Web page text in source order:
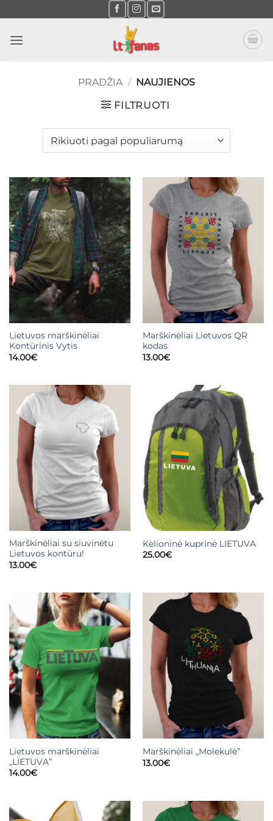
to
content
PRADŽIA / NAUJIENOS
FILTRUOTI
Lietuvos marškinėliai
Kontūrinis Vytis
14.00€
Marškinėliai Lietuvos QR
kodas
13.00€
Marškinėliai su siuvinėtu
Lietuvos kontūru!
13.00€
Kelioninė kuprinė LIETUVA
25.00€
Lietuvos marškinėliai
„LIETUVA”
14.00€
Marškinėliai „Molekulė”
13.00€